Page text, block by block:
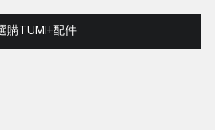
購TUMI+配件